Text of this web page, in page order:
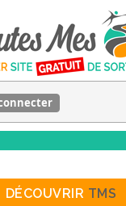
DÉCOUVRIR TMS